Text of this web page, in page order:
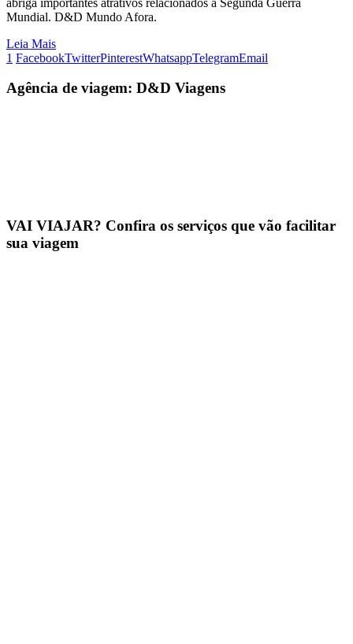
Mundial. D&D Mundo Afora.
Leia Mais
1 FacebookTwitterPinterestWhatsappTelegramEmail
Agência de viagem: D&D Viagens
VAI VIAJAR? Confira os serviços que vão facilitar
sua viagem